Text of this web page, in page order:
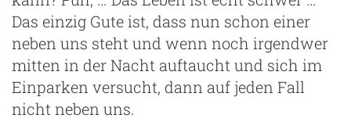
Das einzig Gute ist, dass nun schon einer
neben uns steht und wenn noch irgendwer
mitten in der Nacht auftaucht und sich im
Einparken versucht, dann auf jeden Fall
nicht neben uns.